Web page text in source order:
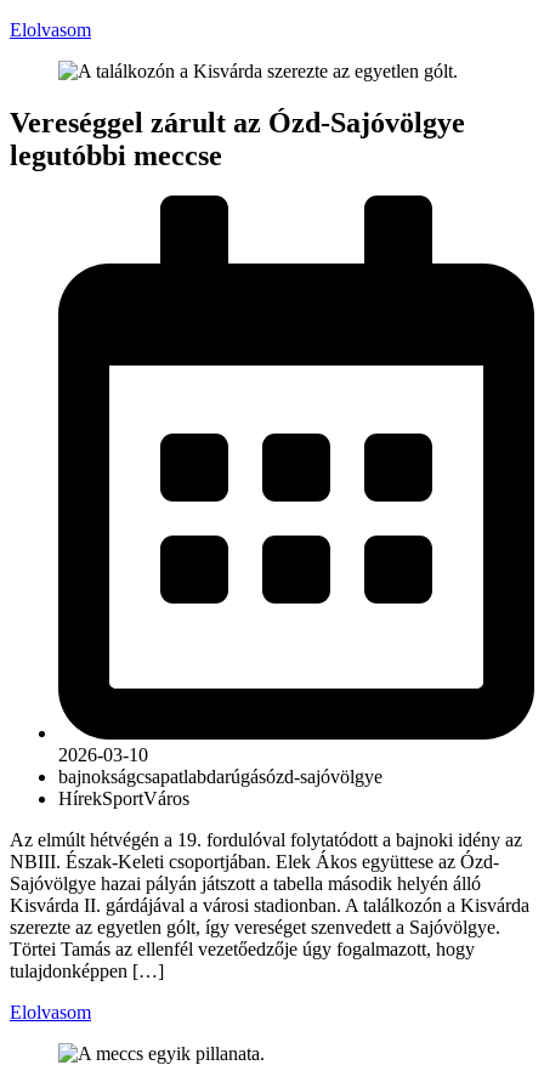
Elolvasom
Vereséggel zárult az Ózd-Sajóvölgye
legutóbbi meccse
2026-03-10
bajnokságcsapatlabdarúgásózd-sajóvölgye
HírekSportVáros
Az elmúlt hétvégén a 19. fordulóval folytatódott a bajnoki idény az
NBIII. Észak-Keleti csoportjában. Elek Ákos együttese az Ózd-
Sajóvölgye hazai pályán játszott a tabella második helyén álló
Kisvárda II. gárdájával a városi stadionban. A találkozón a Kisvárda
szerezte az egyetlen gólt, így vereséget szenvedett a Sajóvölgye.
Törtei Tamás az ellenfél vezetőedzője úgy fogalmazott, hogy
tulajdonképpen […]
Elolvasom